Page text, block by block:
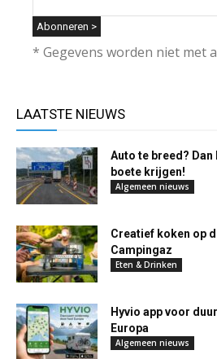
* Gegevens worden niet met
LAATSTE NIEUWS
Auto te breed? Dan
boete krijgen!
Algemeen nieuws
Creatief koken op
Campingaz
Eten & Drinken
Hyvio app voor
Europa
Algemeen nieuws